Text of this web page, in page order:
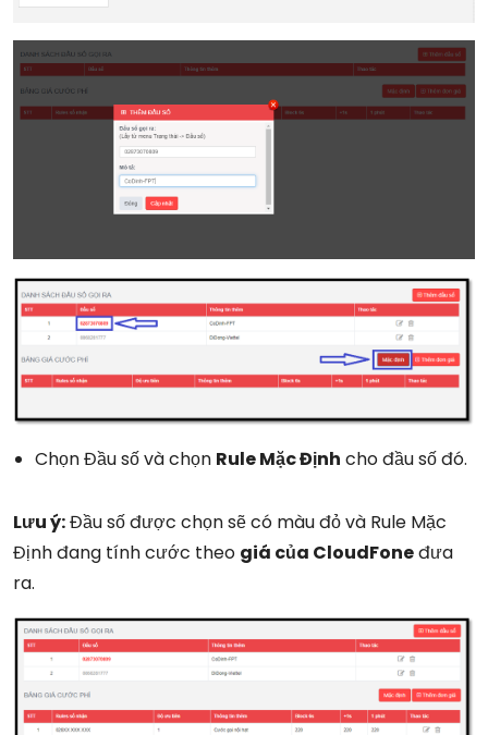
Chọn Đầu số và chọn Rule Mặc Định cho đầu số đó.
Lưu ý:Đầu số được chọn sẽ có màu đỏ và Rule Mặc
Định đang tính cước theo giá của CloudFoneđưa
ra.